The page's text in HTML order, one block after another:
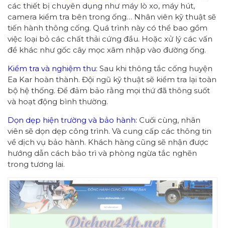
các thiết bị chuyên dụng như máy lò xo, máy hút,
camera kiểm tra bên trong ống… Nhân viên kỹ thuật sẽ
tiến hành thông cống. Quá trình này có thể bao gồm
việc loại bỏ các chất thải cứng đầu. Hoặc xử lý các vấn
đề khác như gốc cây mọc xâm nhập vào đường ống.
Kiểm tra và nghiệm thu: Sau khi thông tắc cống huyện
Ea Kar hoàn thành. Đội ngũ kỹ thuật sẽ kiểm tra lại toàn
bộ hệ thống. Để đảm bảo rằng mọi thứ đã thông suốt
và hoạt động bình thường.
Dọn dẹp hiện trường và bảo hành: Cuối cùng, nhân
viên sẽ dọn dẹp công trình. Và cung cấp các thông tin
về dịch vụ bảo hành. Khách hàng cũng sẽ nhận được
hướng dẫn cách bảo trì và phòng ngừa tắc nghẽn
trong tương lai.